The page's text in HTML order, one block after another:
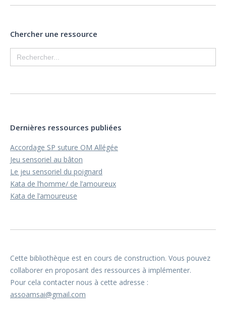
Chercher une ressource
Search
for:
Dernières ressources publiées
Accordage SP suture OM Allégée
Jeu sensoriel au bâton
Le jeu sensoriel du poignard
Kata de l’homme/ de l’amoureux
Kata de l’amoureuse
Cette bibliothèque est en cours de construction. Vous pouvez
collaborer en proposant des ressources à implémenter.
Pour cela contacter nous à cette adresse :
assoamsai@gmail.com